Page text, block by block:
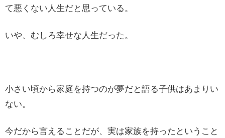
て悪くない人生だと思っている。
いや、むしろ幸せな人生だった。
小さい頃から家庭を持つのが夢だと語る子供はあまりい
ない。
今だから言えることだが、実は家族を持ったということ